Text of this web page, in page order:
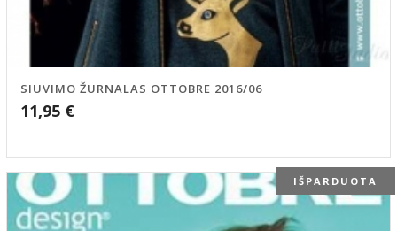
SIUVIMO ŽURNALAS OTTOBRE 2016/06
11,95 €
IŠPARDUOTA